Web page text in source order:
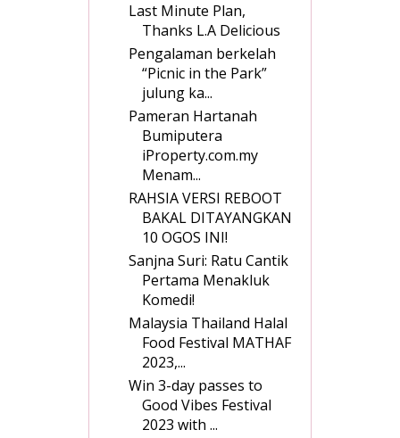
Last Minute Plan,
Thanks L.A Delicious
Pengalaman berkelah
“Picnic in the Park”
julung ka...
Pameran Hartanah
Bumiputera
iProperty.com.my
Menam...
RAHSIA VERSI REBOOT
BAKAL DITAYANGKAN
10 OGOS INI!
Sanjna Suri: Ratu Cantik
Pertama Menakluk
Komedi!
Malaysia Thailand Halal
Food Festival MATHAF
2023,...
Win 3-day passes to
Good Vibes Festival
2023 with ...